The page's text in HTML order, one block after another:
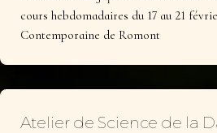
cours hebdomadaires du 17 au 21
Contemporaine de Romont
Atelier de Science de la